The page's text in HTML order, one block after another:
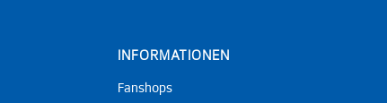
INFORMATIONEN
Fanshops